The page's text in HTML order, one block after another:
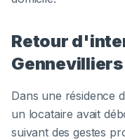
Retour
Gennevilliers
Dans une résidence
un locataire avait
suivant des gestes